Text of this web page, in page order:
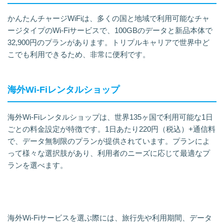
かんたんチャージWiFiは、多くの国と地域で利用可能なチャ
ージタイプのWi-Fiサービスで、100GBのデータと新品本体で
32,900円のプランがあります。トリプルキャリアで世界中ど
こでも利用できるため、非常に便利です。
海外Wi-Fiレンタルショップ
海外Wi-Fiレンタルショップは、世界135ヶ国で利用可能な1日
ごとの料金設定が特徴です。1日あたり220円（税込）+通信料
で、データ無制限のプランが提供されています。プランによ
って様々な選択肢があり、利用者のニーズに応じて最適なプ
ランを選べます。
海外Wi-Fiサービスを選ぶ際には、旅行先や利用期間、データ